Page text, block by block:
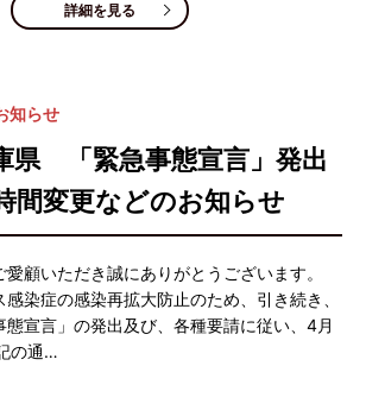
詳細を見る
知らせ
県 「緊急事態宣言」発出
間変更などのお知らせ
顧いただき誠にありがとうございます。
染症の感染再拡大防止のため、引き続き、
宣言」の発出及び、各種要請に従い、4月
の通…